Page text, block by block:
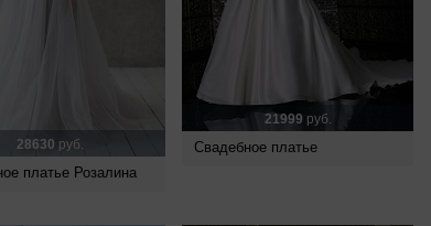
28630 руб.
платье Розалина
21999 руб.
Свадебное платье